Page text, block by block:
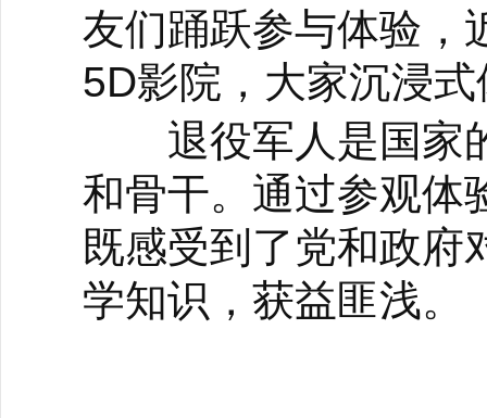
友们踊跃参与体验，
5D影院，大家沉浸
退役军人是国家的
和骨干。通过参观体
既感受到了党和政府
学知识，获益匪浅。